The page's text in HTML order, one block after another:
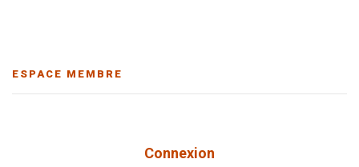
ESPACE MEMBRE
Connexion